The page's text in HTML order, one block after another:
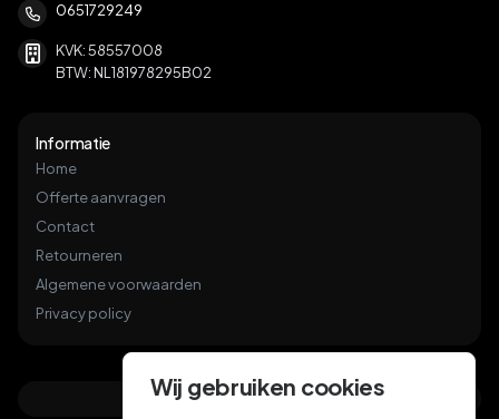
0651729249
KVK: 58557008
BTW: NL181978295B02
Informatie
Home
Offerte aanvragen
Contact
Retourneren
Algemene voorwaarden
Privacy policy
Wij gebruiken cookies